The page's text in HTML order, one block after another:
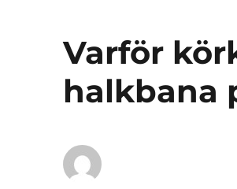
Varför
halkbana